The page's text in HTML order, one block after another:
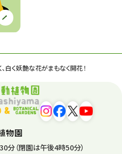
白く妖艶な花がまもなく開花！
6
物園
分（閉園は午後4時50分）